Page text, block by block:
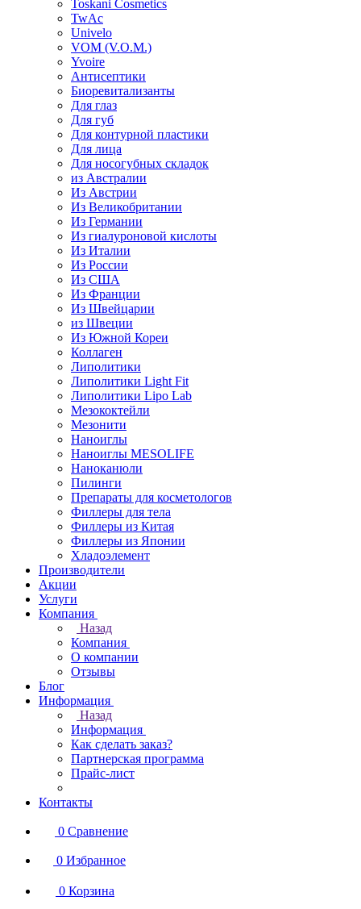
Toskani Cosmetics
TwAc
Univelo
VOM (V.O.M.)
Yvoire
Антисептики
Биоревитализанты
Для глаз
Для губ
Для контурной пластики
Для лица
Для носогубных складок
из Австралии
Из Австрии
Из Великобритании
Из Германии
Из гиалуроновой кислоты
Из Италии
Из России
Из США
Из Франции
Из Швейцарии
из Швеции
Из Южной Кореи
Коллаген
Липолитики
Липолитики Light Fit
Липолитики Lipo Lab
Мезококтейли
Мезонити
Наноиглы
Наноиглы MESOLIFE
Наноканюли
Пилинги
Препараты для косметологов
Филлеры для тела
Филлеры из Китая
Филлеры из Японии
Хладоэлемент
Производители
Акции
Услуги
Компания
Назад
Компания
О компании
Отзывы
Блог
Информация
Назад
Информация
Как сделать заказ?
Партнерская программа
Прайс-лист
Контакты
0 Сравнение
0 Избранное
0 Корзина